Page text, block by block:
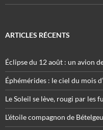
ARTICLES RÉCENTS
Éclipse du 12 août : un avion
Éphémérides : le ciel du mois
Le Soleil se lève, rougi par les
L’étoile compagnon de